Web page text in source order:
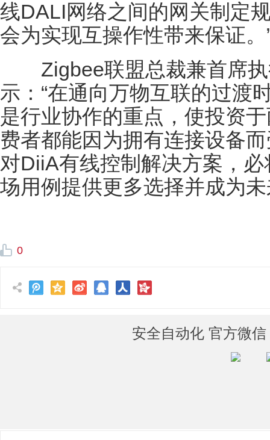
线DALI网络之间的网关制定
会为实现互操作性带来保证。
Zigbee联盟总裁兼首席执
示：“在通向万物互联的过渡
是行业协作的重点，使投资
费者都能因为拥有连接设备
对DiiA有线控制解决方案，
场用例提供更多选择并成为
0
安全自动化 官方微